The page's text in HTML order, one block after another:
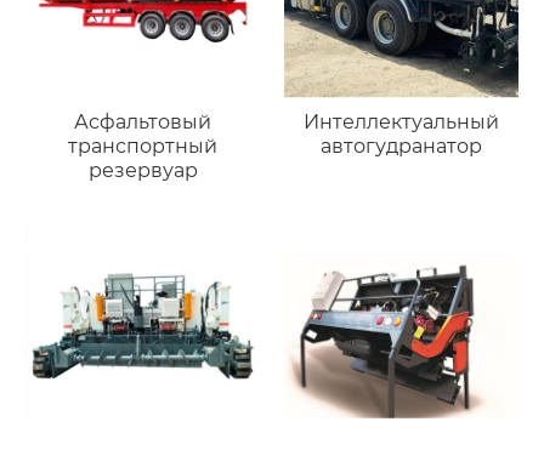
Асфальтовый
транспортный
резервуар
Интеллектуальный
автогудранатор